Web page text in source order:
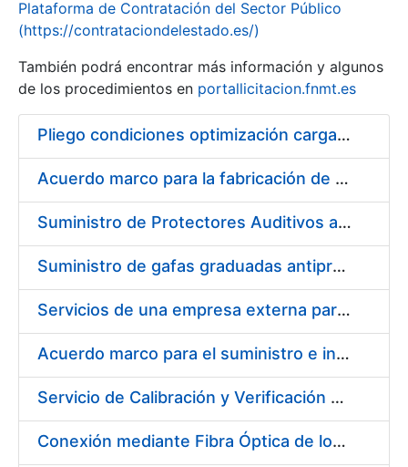
Plataforma de Contratación del Sector Público
(https://contrataciondelestado.es/)
También podrá encontrar más información y algunos
de los procedimientos en portallicitacion.fnmt.es
Pliego condiciones optimización cargas compras firmado
Acuerdo marco para la fabricación de piezas
Suministro de Protectores Auditivos a medida para las personas trabajadoras de los Centros de Trabajo de Madrid y Burgos
Suministro de gafas graduadas antiproyecciones para los trabajadores de la FNMT-RCM en los centros de trabajo de Madrid y Burgos
Servicios de una empresa externa para el asesoramiento y resolución de los recursos de alzada que se presentan relacionados con procesos de selección para la FNMT-RCM
Acuerdo marco para el suministro e instalación de persianas, estores y otros complementos
Servicio de Calibración y Verificación Externa de los Equipos de Medición del Servicio de Prevención de la FNMT-RCM
Conexión mediante Fibra Óptica de los Centros de Proceso de Datos (CPDs) de las sedes de la FNMT-RCM de Burgos y Madrid